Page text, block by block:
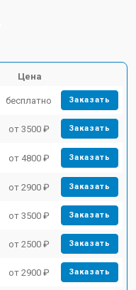
Цена
бесплатно Заказать
от 3500 ₽ Заказать
от 4800 ₽ Заказать
от 2900 ₽ Заказать
от 3500 ₽ Заказать
от 2500 ₽ Заказать
от 2900 ₽ Заказать